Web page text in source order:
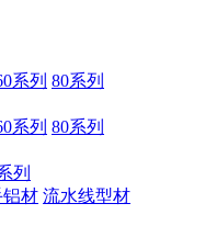
系列 80系列
系列 80系列
列
材 流水线型材